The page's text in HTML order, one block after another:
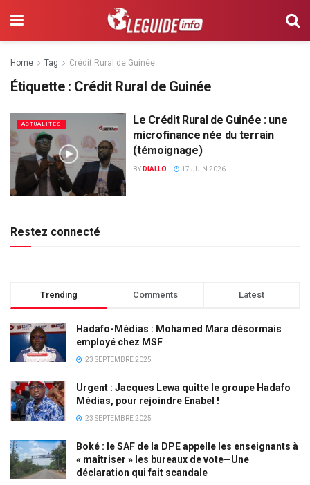
Home Tag Crédit Rural de Guinée
Étiquette : Crédit Rural de Guinée
ACTUALITÉS
Le Crédit Rural de Guinée : une
microfinance née du terrain
(témoignage)
BY DIALLO 17 JUIN 2026
Restez connecté
Trending Comments Latest
Hadafo-Médias : Mohamed Mara désormais
employé chez MSF
23 SEPTEMBRE 2025
Urgent : Jacques Lewa quitte le groupe Hadafo
Médias, pour rejoindre Enabel !
23 SEPTEMBRE 2025
Boké : le SAF de la DPE appelle les enseignants à
« maîtriser » les bureaux de vote—Une
déclaration qui fait scandale